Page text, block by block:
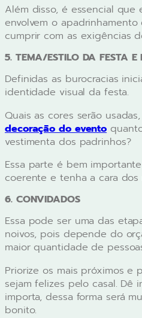
Além disso, é essencial
envolvem o
cumprir com as exigências
5. TEMA/ESTILO DA FESTA E
Definidas as burocracias
identidade visual da festa.
Quais as cores serão
decoração do evento
vestimenta dos padrinhos?
Essa parte é bem
coerente e tenha a cara dos
6. CONVIDADOS
Essa pode ser uma das
noivos, pois depende do
maior quantidade de
Priorize os mais próximos e
sejam felizes pelo casal. Dê
importa, dessa forma será
bonito.